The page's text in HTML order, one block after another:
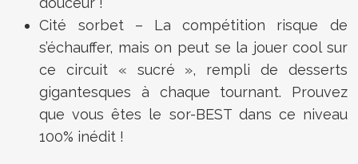
Cité sorbet – La compétition risque de
s’échauffer, mais on peut se la jouer cool sur
ce circuit « sucré », rempli de desserts
gigantesques à chaque tournant. Prouvez
que vous êtes le sor-BEST dans ce niveau
100% inédit !